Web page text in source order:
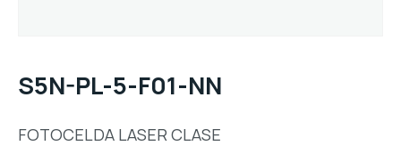
S5N-PL-5-F01-NN
FOTOCELDA LASER CLASE